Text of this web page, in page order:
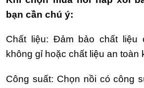
bạn cần chú ý:
Chất liệu: Đảm bảo chất liệu
không gỉ hoặc chất liệu an toàn
Công suất: Chọn nồi có công